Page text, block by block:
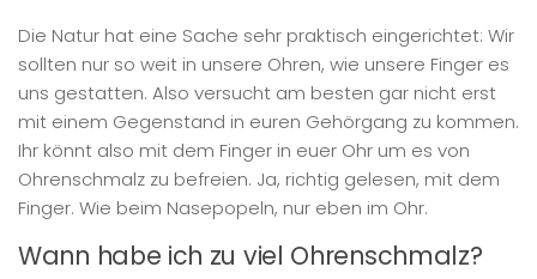
Die Natur hat eine Sache sehr praktisch eingerichtet: Wir
sollten nur so weit in unsere Ohren, wie unsere Finger es
uns gestatten. Also versucht am besten gar nicht erst
mit einem Gegenstand in euren Gehörgang zu kommen.
Ihr könnt also mit dem Finger in euer Ohr um es von
Ohrenschmalz zu befreien. Ja, richtig gelesen, mit dem
Finger. Wie beim Nasepopeln, nur eben im Ohr.
Wann habe ich zu viel Ohrenschmalz?